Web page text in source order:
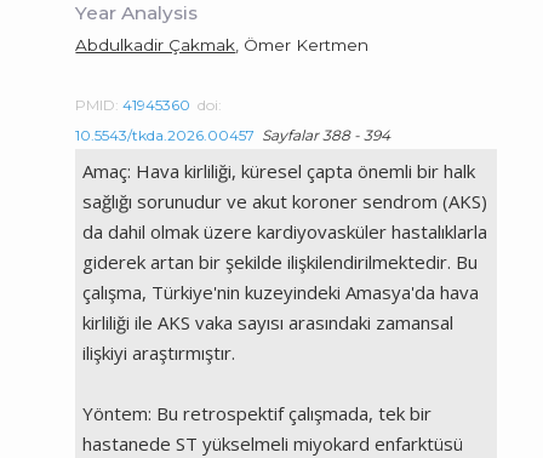
Year Analysis
Abdulkadir Çakmak , Ömer Kertmen
PMID:41945360 doi:
10.5543/tkda.2026.00457 Sayfalar 388 - 394
Amaç: Hava kirliliği, küresel çapta önemli bir halk
sağlığı sorunudur ve akut koroner sendrom (AKS)
da dahil olmak üzere kardiyovasküler hastalıklarla
giderek artan bir şekilde ilişkilendirilmektedir. Bu
çalışma, Türkiye'nin kuzeyindeki Amasya'da hava
kirliliği ile AKS vaka sayısı arasındaki zamansal
ilişkiyi araştırmıştır.
Yöntem: Bu retrospektif çalışmada, tek bir
hastanede ST yükselmeli miyokard enfarktüsü